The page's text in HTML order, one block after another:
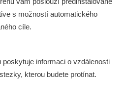
s možností automatického
cíle.
poskytuje informaci o vzdálenosti
kterou budete protínat.